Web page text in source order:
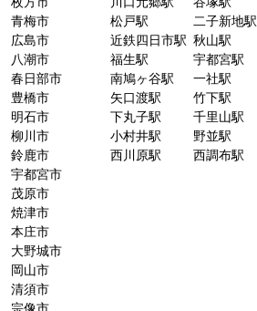
青梅市
広島市
八潮市
春日部市
豊橋市
明石市
柳川市
鈴鹿市
宇都宮市
茂原市
焼津市
本庄市
大野城市
岡山市
清須市
宗像市
松戸駅
二子新地駅
近鉄四日市駅 秋山駅
福生駅
宇都宮駅
南鳩ヶ谷駅
一社駅
矢口渡駅
竹下駅
下丸子駅
千里山駅
小村井駅
野並駅
西川原駅
西調布駅